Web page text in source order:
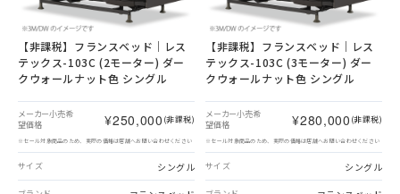
【非課税】 フランスベッド｜レス
テックス-103C (2モーター) ダー
クウォールナット色 シングル
メーカー小売希
望価格
¥250,000 (非課税)
※セール対象商品のため、実際の価格は店舗へお問い合わせください
サイズ シングル
【非課税】 フランスベッド｜レス
テックス-103C (3モーター) ダー
クウォールナット色 シングル
メーカー小売希
望価格
¥280,000 (非課税)
※セール対象商品のため、実際の価格は店舗へお問い合わせください
サイズ シングル